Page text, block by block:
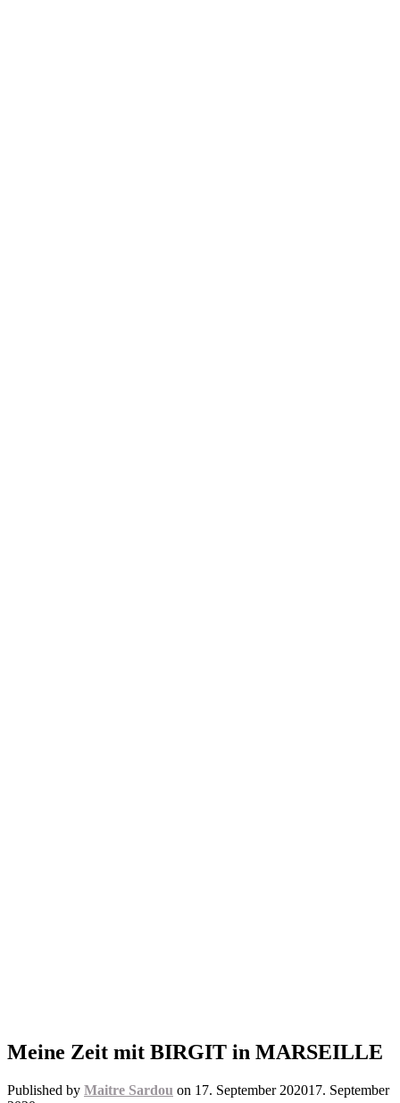
Meine Zeit mit BIRGIT in MARSEILLE
Published by Maitre Sardou on 17. September 202017. September